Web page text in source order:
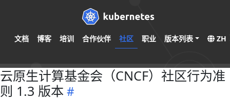
文档 博客 培训 合作伙伴 社区 职业 版本列表
云原生计算基金会（CNCF）社区行为准
则 1.3 版本